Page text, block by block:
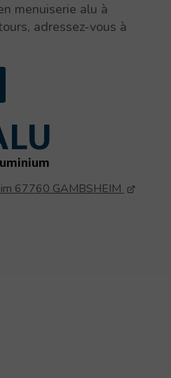
67760 GAMBSHEIM
menuiserie alu à
adressez-vous à